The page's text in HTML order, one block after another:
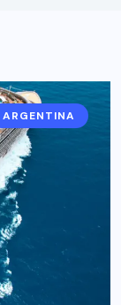
ARGENTINA